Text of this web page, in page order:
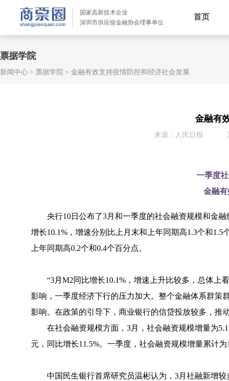
国家高新技术企业
深圳市供应链金融协会理事单位
首页
票据学院
新闻中心 票据学院 金融有效支持疫情防控和经济社会发展
金融有
来源：人民日报
一季度
金融
央行10日公布了3月和一季度的社会融资规模和金
增长10.1%，增速分别比上月末和上年同期高1.3个和
上年同期高0.2个和0.4个百分点。
“3月M2同比增长10.1%，增速上升比较多，总体
影响，一季度经济下行的压力加大。整个金融体系群策
影响。在政策的引导下，商业银行的信贷投放较多，推
在社会融资规模方面，3月，社会融资规模增量为
元，同比增长11.5%。一季度，社会融资规模增量累计为
中国民生银行首席研究员温彬认为，3月社融新增